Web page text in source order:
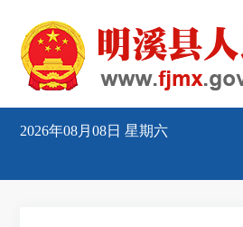
2026年08月08日 星期六